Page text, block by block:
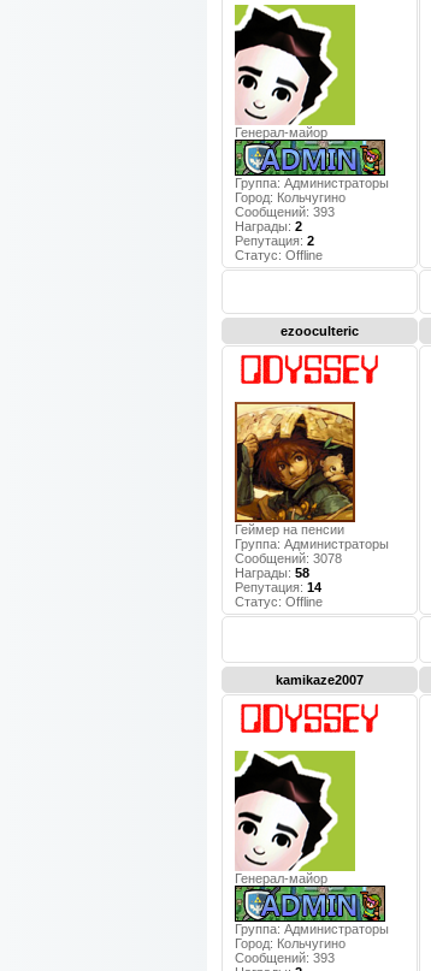
Генерал-майор
Группа: Администраторы
Город: Кольчугино
Сообщений: 393
Награды: 2
Репутация: 2
Статус: Offline
ezooculteric
Геймер на пенсии
Группа: Администраторы
Сообщений: 3078
Награды: 58
Репутация: 14
Статус: Offline
kamikaze2007
Генерал-майор
Группа: Администраторы
Город: Кольчугино
Сообщений: 393